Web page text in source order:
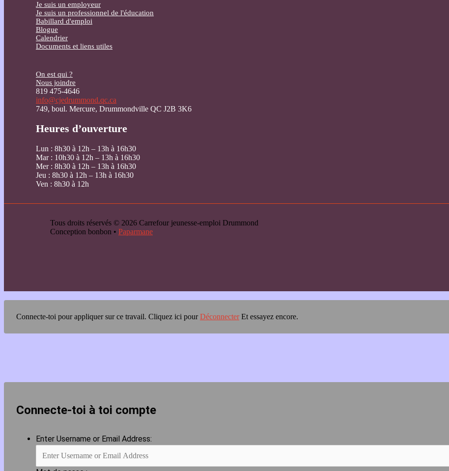
Je suis un employeur
Je suis un professionnel de l'éducation
Babillard d'emploi
Blogue
Calendrier
Documents et liens utiles
On est qui ?
Nous joindre
819 475-4646
info@cjedrummond.qc.ca
749, boul. Mercure, Drummondville QC J2B 3K6
Heures d’ouverture
Lun : 8h30 à 12h – 13h à 16h30
Mar : 10h30 à 12h – 13h à 16h30
Mer : 8h30 à 12h – 13h à 16h30
Jeu : 8h30 à 12h – 13h à 16h30
Ven : 8h30 à 12h
Tous droits réservés © 2026 Carrefour jeunesse-emploi Drummond
Conception bonbon • Paparmane
Connecte-toi pour appliquer sur ce travail. Cliquez ici pourDéconnecter Et essayez encore.
Connecte-toi à toi compte
Enter Username or Email Address: